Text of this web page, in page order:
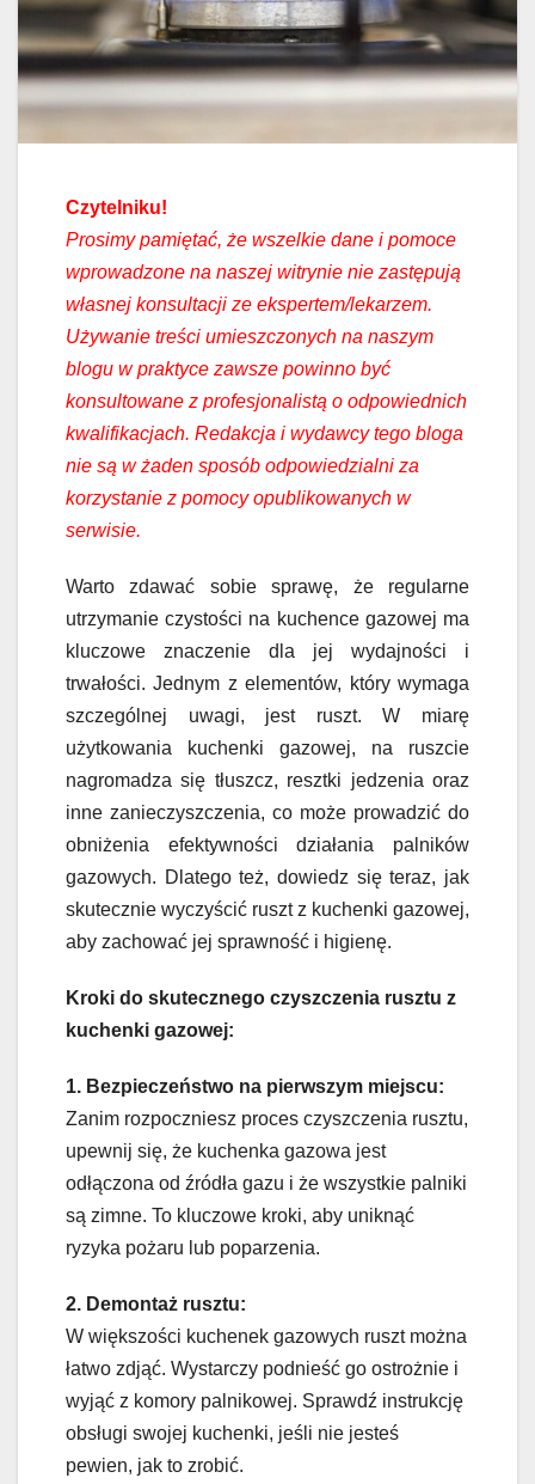
Czytelniku!
Prosimy pamiętać, że wszelkie dane i pomoce
wprowadzone na naszej witrynie nie zastępują
własnej konsultacji ze ekspertem/lekarzem.
Używanie treści umieszczonych na naszym
blogu w praktyce zawsze powinno być
konsultowane z profesjonalistą o odpowiednich
kwalifikacjach. Redakcja i wydawcy tego bloga
nie są w żaden sposób odpowiedzialni za
korzystanie z pomocy opublikowanych w
serwisie.
Warto zdawać sobie sprawę, że regularne
utrzymanie czystości na kuchence gazowej ma
kluczowe znaczenie dla jej wydajności i
trwałości. Jednym z elementów, który wymaga
szczególnej uwagi, jest ruszt. W miarę
użytkowania kuchenki gazowej, na ruszcie
nagromadza się tłuszcz, resztki jedzenia oraz
inne zanieczyszczenia, co może prowadzić do
obniżenia efektywności działania palników
gazowych. Dlatego też, dowiedz się teraz, jak
skutecznie wyczyścić ruszt z kuchenki gazowej,
aby zachować jej sprawność i higienę.
Kroki do skutecznego czyszczenia rusztu z
kuchenki gazowej:
1. Bezpieczeństwo na pierwszym miejscu:
Zanim rozpoczniesz proces czyszczenia rusztu,
upewnij się, że kuchenka gazowa jest
odłączona od źródła gazu i że wszystkie palniki
są zimne. To kluczowe kroki, aby uniknąć
ryzyka pożaru lub poparzenia.
2. Demontaż rusztu:
W większości kuchenek gazowych ruszt można
łatwo zdjąć. Wystarczy podnieść go ostrożnie i
wyjąć z komory palnikowej. Sprawdź instrukcję
obsługi swojej kuchenki, jeśli nie jesteś
pewien, jak to zrobić.